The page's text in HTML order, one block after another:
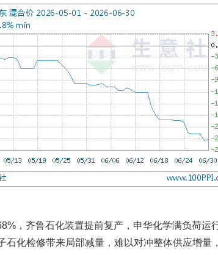
，齐鲁石化装置提前复产，申华化学满负荷运
石化检修带来局部减量，难以对冲整体供应增量